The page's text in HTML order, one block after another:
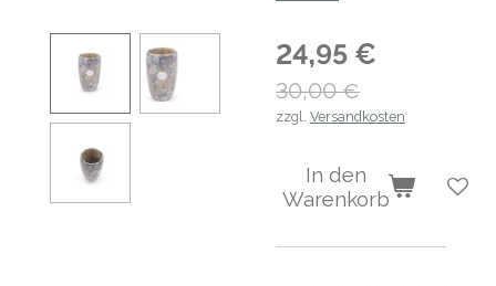
24,95 €
30,00 €
zzgl. Versandkosten
In den
Warenkorb